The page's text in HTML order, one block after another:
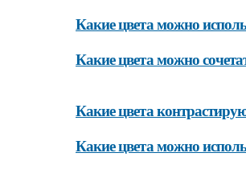
Какие цвета можно
Какие цвета можно
Какие цвета
Какие цвета можно